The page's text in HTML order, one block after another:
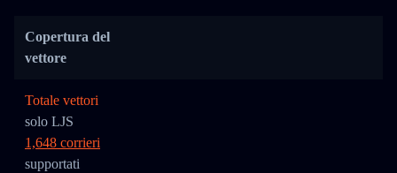
Copertura del
vettore
Totale vettori
solo LJS
1,648 corrieri
supportati